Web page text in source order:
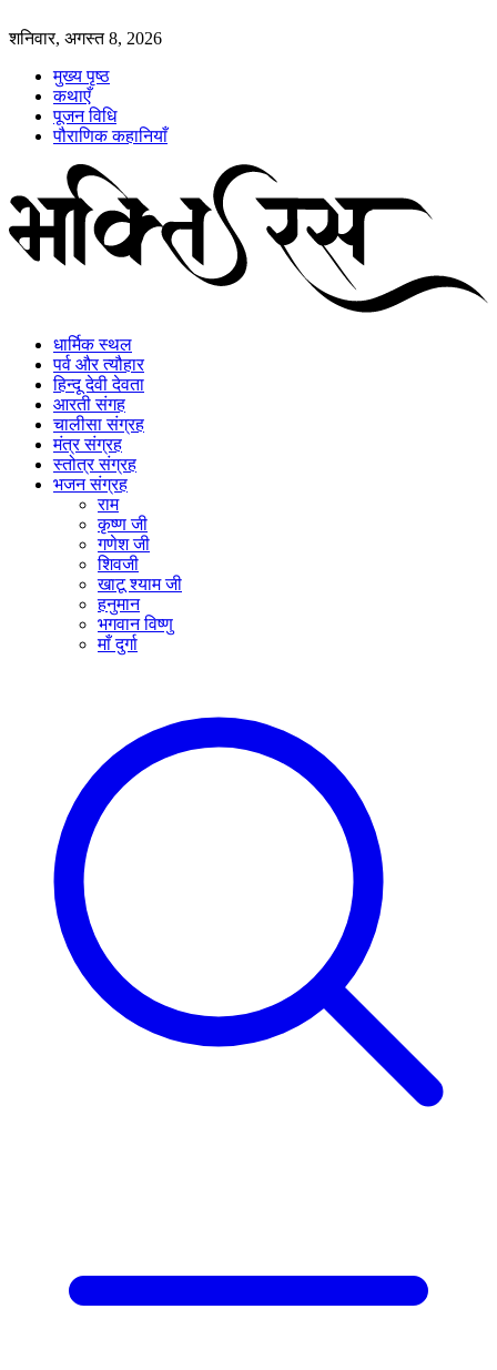
शनिवार, अगस्त 8, 2026
मुख्य पृष्ठ
कथाएँ
पूजन विधि
पौराणिक कहानियाँ
धार्मिक स्थल
पर्व और त्यौहार
हिन्दू देवी देवता
आरती संगह
चालीसा संग्रह
मंत्र संग्रह
स्तोत्र संग्रह
भजन संग्रह
राम
कृष्ण जी
गणेश जी
शिवजी
खाटू श्याम जी
हनुमान
भगवान विष्णु
माँ दुर्गा